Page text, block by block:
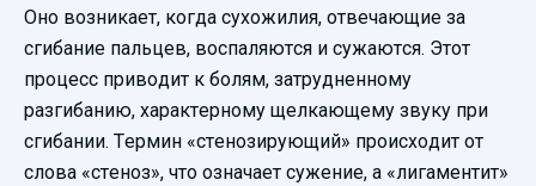
Оно возникает, когда сухожилия, отвечающие за
сгибание пальцев, воспаляются и сужаются. Этот
процесс приводит к болям, затрудненному
разгибанию, характерному щелкающему звуку при
сгибании. Термин «стенозирующий» происходит от
слова «стеноз», что означает сужение, а «лигаментит»